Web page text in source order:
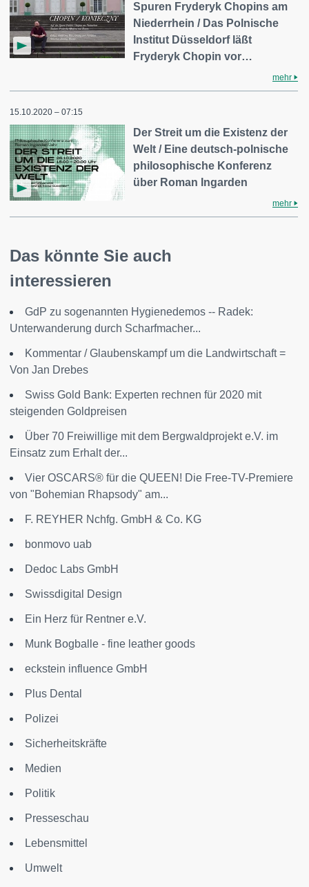
Spuren Fryderyk Chopins am
Niederrhein / Das Polnische
Institut Düsseldorf läßt
Fryderyk Chopin vor…
mehr
15.10.2020 – 07:15
Der Streit um die Existenz der
Welt / Eine deutsch-polnische
philosophische Konferenz
über Roman Ingarden
mehr
Das könnte Sie auch
interessieren
GdP zu sogenannten Hygienedemos -- Radek:
Unterwanderung durch Scharfmacher...
Kommentar / Glaubenskampf um die Landwirtschaft =
Von Jan Drebes
Swiss Gold Bank: Experten rechnen für 2020 mit
steigenden Goldpreisen
Über 70 Freiwillige mit dem Bergwaldprojekt e.V. im
Einsatz zum Erhalt der...
Vier OSCARS® für die QUEEN! Die Free-TV-Premiere
von "Bohemian Rhapsody" am...
F. REYHER Nchfg. GmbH & Co. KG
bonmovo uab
Dedoc Labs GmbH
Swissdigital Design
Ein Herz für Rentner e.V.
Munk Bogballe - fine leather goods
eckstein influence GmbH
Plus Dental
Polizei
Sicherheitskräfte
Medien
Politik
Presseschau
Lebensmittel
Umwelt